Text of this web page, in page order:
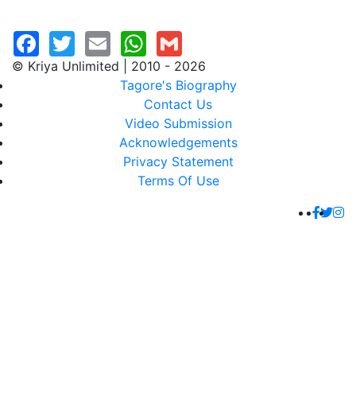
© Kriya Unlimited | 2010 - 2026
Tagore's Biography
Contact Us
Video Submission
Acknowledgements
Privacy Statement
Terms Of Use